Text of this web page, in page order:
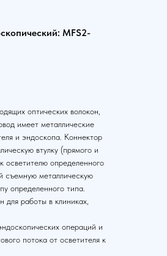
MFS2-
оптических волокон,
имеет металлические
и эндоскопа. Коннектор
втулку (прямого и
осветителю определенного
съемную металлическую
определенного типа.
для работы в клиниках,
операций и
потока от осветителя к